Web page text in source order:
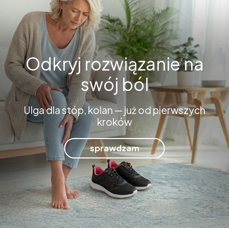
Odkryj rozwiązanie na
swój ból
Ulga dla stóp, kolan — już od pierwszych
kroków
sprawdzam